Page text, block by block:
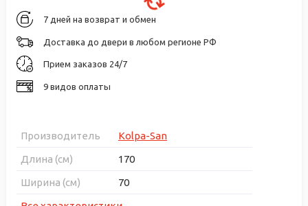
7 дней на возврат и обмен
Доставка до двери в любом регионе РФ
Прием заказов 24/7
9 видов оплаты
Производитель
Kolpa-San
Длина (см)
170
Ширина (см)
70